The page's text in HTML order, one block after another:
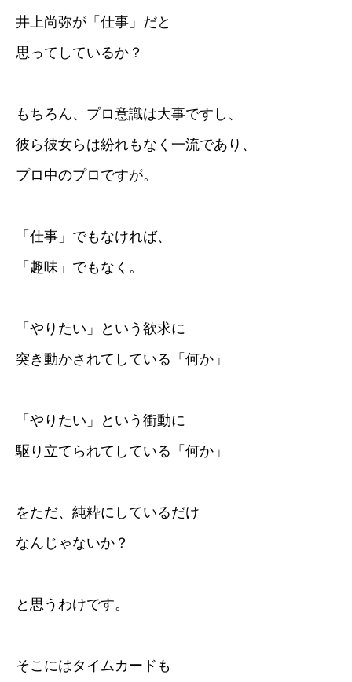
井上尚弥が「仕事」だと
思ってしているか？
もちろん、プロ意識は大事ですし、
彼ら彼女らは紛れもなく一流であり、
プロ中のプロですが。
「仕事」でもなければ、
「趣味」でもなく。
「やりたい」という欲求に
突き動かされてしている「何か」
「やりたい」という衝動に
駆り立てられてしている「何か」
をただ、純粋にしているだけ
なんじゃないか？
と思うわけです。
そこにはタイムカードも